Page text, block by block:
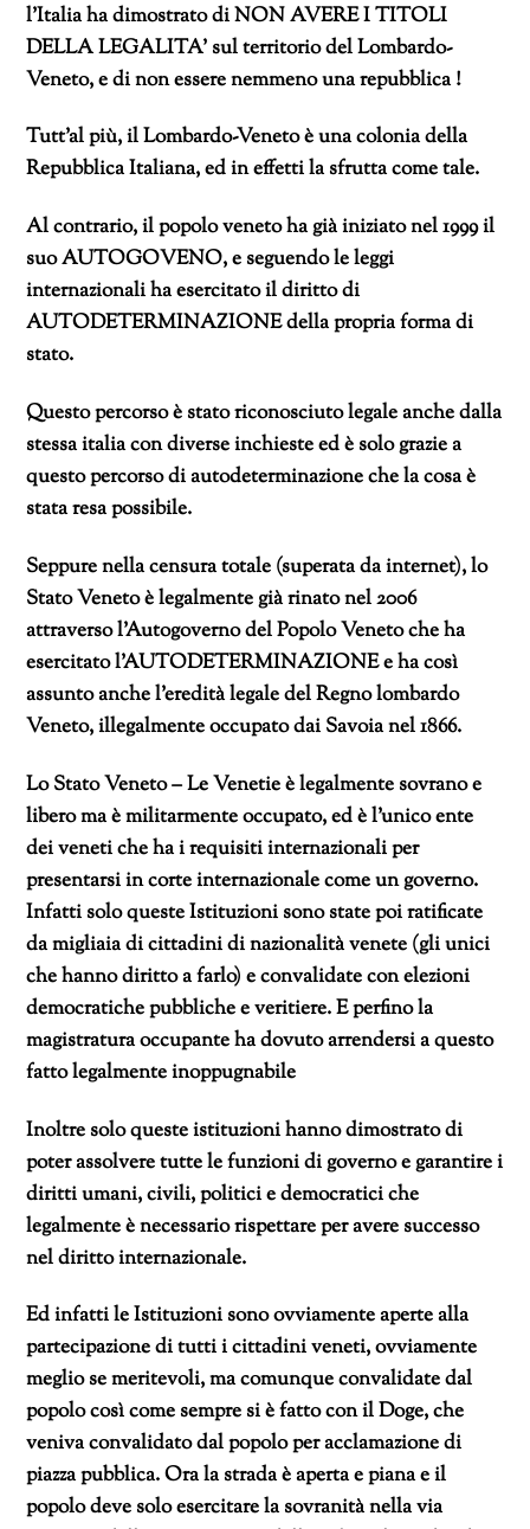
l’Italia ha dimostrato di NON AVERE I TITOLI
DELLA LEGALITA’ sul territorio del Lombardo-
Veneto, e di non essere nemmeno una repubblica !
Tutt’al più, il Lombardo-Veneto è una colonia della
Repubblica Italiana, ed in effetti la sfrutta come tale.
Al contrario, il popolo veneto ha già iniziato nel 1999 il
suo AUTOGOVENO, e seguendo le leggi
internazionali ha esercitato il diritto di
AUTODETERMINAZIONE della propria forma di
stato.
Questo percorso è stato riconosciuto legale anche dalla
stessa italia con diverse inchieste ed è solo grazie a
questo percorso di autodeterminazione che la cosa è
stata resa possibile.
Seppure nella censura totale (superata da internet), lo
Stato Veneto è legalmente già rinato nel 2006
attraverso l’Autogoverno del Popolo Veneto che ha
esercitato l’AUTODETERMINAZIONE e ha così
assunto anche l’eredità legale del Regno lombardo
Veneto, illegalmente occupato dai Savoia nel 1866.
Lo Stato Veneto – Le Venetie è legalmente sovrano e
libero ma è militarmente occupato, ed è l’unico ente
dei veneti che ha i requisiti internazionali per
presentarsi in corte internazionale come un governo.
Infatti solo queste Istituzioni sono state poi ratificate
da migliaia di cittadini di nazionalità venete (gli unici
che hanno diritto a farlo) e convalidate con elezioni
democratiche pubbliche e veritiere. E perfino la
magistratura occupante ha dovuto arrendersi a questo
fatto legalmente inoppugnabile
Inoltre solo queste istituzioni hanno dimostrato di
poter assolvere tutte le funzioni di governo e garantire i
diritti umani, civili, politici e democratici che
legalmente è necessario rispettare per avere successo
nel diritto internazionale.
Ed infatti le Istituzioni sono ovviamente aperte alla
partecipazione di tutti i cittadini veneti, ovviamente
meglio se meritevoli, ma comunque convalidate dal
popolo così come sempre si è fatto con il Doge, che
veniva convalidato dal popolo per acclamazione di
piazza pubblica. Ora la strada è aperta e piana e il
popolo deve solo esercitare la sovranità nella via